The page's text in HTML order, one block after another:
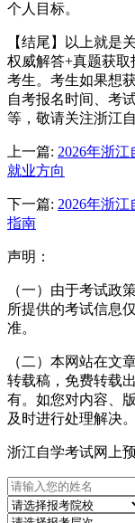
个人目标。
【结尾】以上就是
权威解答+真题获
考生。考生如果想
自考报名时间、考
等，敬请关注浙江自
上一篇: 2026年浙
就业方向
下一篇: 2026年浙
指南
声明：
（一）由于考试政
所提供的考试信息
准。
（二）本网站在文
转载稿，免费转载
有。如您对内容、
及时进行处理解决。
浙江自学考试网上